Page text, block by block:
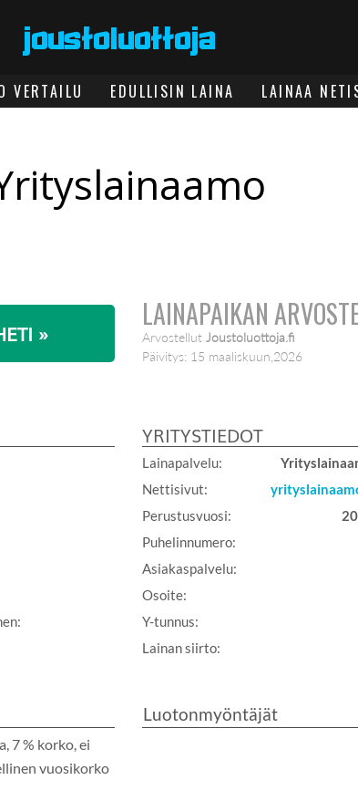
VERTAILU EDULLISIN LAINA LAINAA
»
LAINAPAIKAN
Arvostellut Joustoluottoja.fi
Päivitys: 15 maaliskuun,2026
YRITYSTIEDOT
Lainapalvelu:
Nettisivut:
Perustusvuosi:
Puhelinnumero:
Asiakaspalvelu:
Osoite:
Y-tunnus:
Lainan siirto:
7 % korko, ei
vuosikorko
Luotonmyöntäjät